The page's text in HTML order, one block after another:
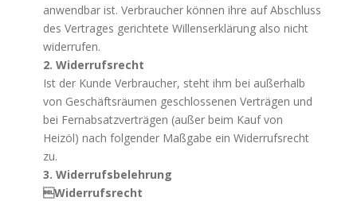
anwendbar ist. Verbraucher können ihre auf Abschluss
des Vertrages gerichtete Willenserklärung also nicht
widerrufen.
2. Widerrufsrecht
Ist der Kunde Verbraucher, steht ihm bei außerhalb
von Geschäftsräumen geschlossenen Verträgen und
bei Fernabsatzverträgen (außer beim Kauf von
Heizöl) nach folgender Maßgabe ein Widerrufsrecht
zu.
3. Widerrufsbelehrung
Widerrufsrecht